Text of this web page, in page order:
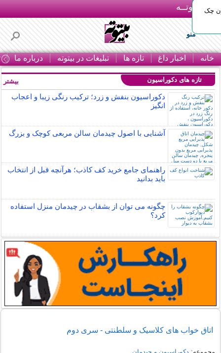
بـیتوتــه
منو
خانه اخبار داغ تازه ها تبلیغات در بیتوته درباره ما
چک
تازه های دکوراسیون
دکوراسیون بنفش و زرد؛ ترکیب رنگی زیبا و اعجاب
انگیز
آشنایی با اصول چیدمان سالن مربعی کوچک و بزرگ
راهنمای جامع خرید کف کاذب؛ هرآنچه قبل از انتخاب
باید بدانید
چگونه می توان از بشقاب در چیدمان منزل استفاده
کرد؟
بیشتر
اتاق خواب های کلاسیک و سلطنتی - سری دوم